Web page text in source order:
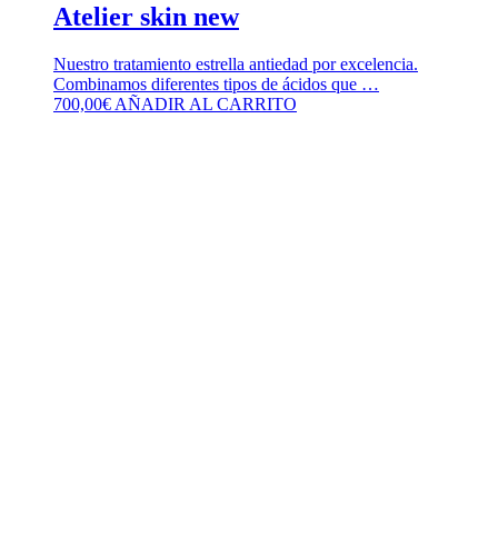
Atelier skin new
Nuestro tratamiento estrella antiedad por excelencia.
Combinamos diferentes tipos de ácidos que …
700,00€ AÑADIR AL CARRITO